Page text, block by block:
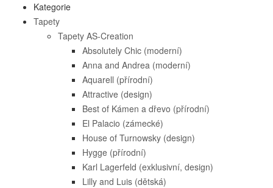
Kategorie
Tapety
Tapety AS-Creation
Absolutely Chic (moderní)
Anna and Andrea (moderní)
Aquarell (přírodní)
Attractive (design)
Best of Kámen a dřevo (přírodní)
El Palacio (zámecké)
House of Turnowsky (design)
Hygge (přírodní)
Karl Lagerfeld (exklusivní, design)
Lilly and Luis (dětská)